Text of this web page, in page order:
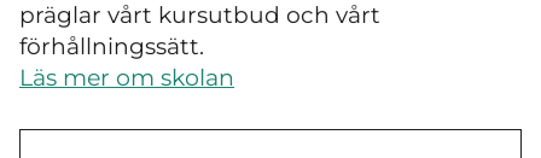
präglar vårt kursutbud och vårt
förhållningssätt.
Läs mer om skolan